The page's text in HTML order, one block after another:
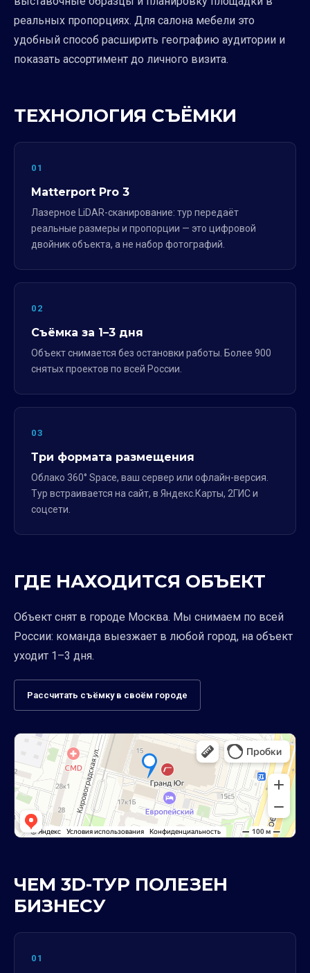
реальных пропорциях. Для салона мебели это
удобный способ расширить географию аудитории и
показать ассортимент до личного визита.
ТЕХНОЛОГИЯ СЪЁМКИ
01
Matterport Pro 3
Лазерное LiDAR-сканирование: тур передаёт
реальные размеры и пропорции — это цифровой
двойник объекта, а не набор фотографий.
02
Съёмка за 1–3 дня
Объект снимается без остановки работы. Более 900
снятых проектов по всей России.
03
Три формата размещения
Облако 360° Space, ваш сервер или офлайн-версия.
Тур встраивается на сайт, в Яндекс.Карты, 2ГИС и
соцсети.
ГДЕ НАХОДИТСЯ ОБЪЕКТ
Объект снят в городе Москва. Мы снимаем по всей
России: команда выезжает в любой город, на объект
уходит 1–3 дня.
Рассчитать съёмку в своём городе
ЧЕМ 3D-ТУР ПОЛЕЗЕН
БИЗНЕСУ
01